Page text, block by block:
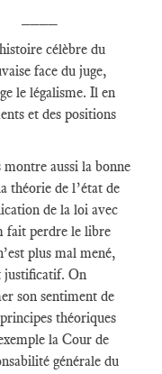
célèbre du
face du juge,
le légalisme. Il en
et des positions
aussi la bonne
théorie de l’état de
de la loi avec
fait perdre le libre
plus mal mené,
justificatif. On
son sentiment de
théoriques
la Cour de
générale du